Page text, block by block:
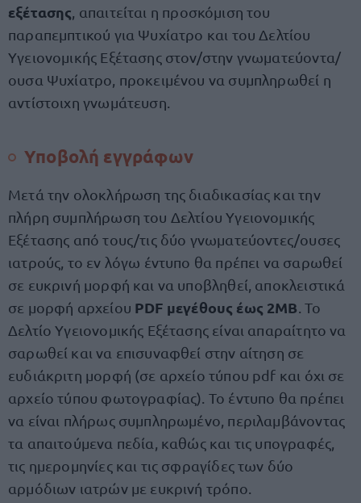
εξέτασης , απαιτείται η προσκόμιση του
παραπεμπτικού για Ψυχίατρο και του Δελτίου
Υγειονομικής Εξέτασης στον/στην γνωματεύοντα/
ουσα Ψυχίατρο, προκειμένου να συμπληρωθεί η
αντίστοιχη γνωμάτευση.
Υποβολή εγγράφων
Μετά την ολοκλήρωση της διαδικασίας και την
πλήρη συμπλήρωση του Δελτίου Υγειονομικής
Εξέτασης από τους/τις δύο γνωματεύοντες/ουσες
ιατρούς, το εν λόγω έντυπο θα πρέπει να σαρωθεί
σε ευκρινή μορφή και να υποβληθεί, αποκλειστικά
σε μορφή αρχείου PDF μεγέθους έως 2MB . Το
Δελτίο Υγειονομικής Εξέτασης είναι απαραίτητο να
σαρωθεί και να επισυναφθεί στην αίτηση σε
ευδιάκριτη μορφή (σε αρχείο τύπου pdf και όχι σε
αρχείο τύπου φωτογραφίας). Το έντυπο θα πρέπει
να είναι πλήρως συμπληρωμένο, περιλαμβάνοντας
τα απαιτούμενα πεδία, καθώς και τις υπογραφές,
τις ημερομηνίες και τις σφραγίδες των δύο
αρμόδιων ιατρών με ευκρινή τρόπο.